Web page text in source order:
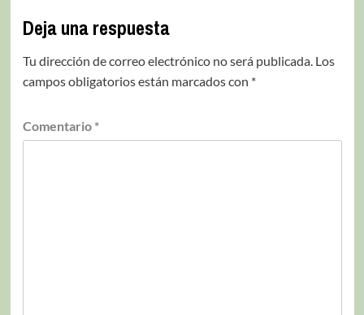
Deja una respuesta
Tu dirección de correo electrónico no será publicada. Los
campos obligatorios están marcados con *
Comentario *